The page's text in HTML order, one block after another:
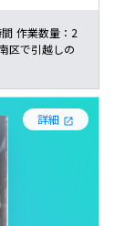
作業数量： 2
区で引越しの
詳細